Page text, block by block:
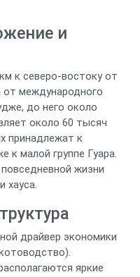
и
к северо-востоку от
международного
до него около
около 60 тысяч
принадлежат к
к малой группе Гуара.
жизни
хауса.
драйвер экономики
яркие